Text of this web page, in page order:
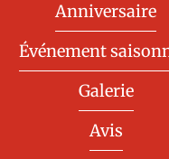
Anniversaire
Événement
Galerie
Avis